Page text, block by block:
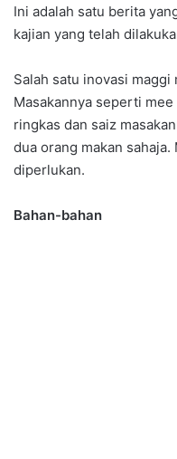
Ini adalah satu berita
kajian yang telah
Salah satu inovasi maggi
Masakannya seperti
ringkas dan saiz
dua orang makan
diperlukan.
Bahan-bahan